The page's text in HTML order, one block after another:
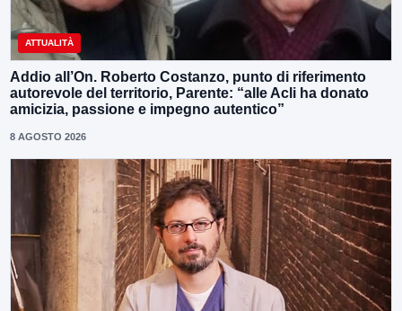
ATTUALITÀ
Addio all’On. Roberto Costanzo, punto di riferimento
autorevole del territorio, Parente: “alle Acli ha donato
amicizia, passione e impegno autentico”
8 AGOSTO 2026